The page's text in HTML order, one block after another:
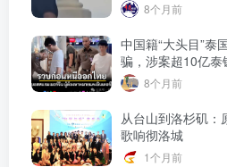
8个月前
中国籍“大头目”泰
骗，涉案超10亿泰
8个月前
从台山到洛杉矶：
歌响彻洛城
1个月前